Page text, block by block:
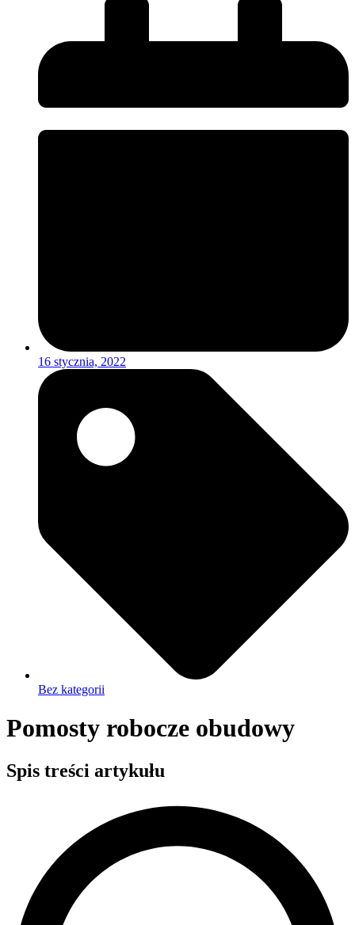
16 stycznia, 2022
Bez kategorii
Pomosty robocze obudowy
Spis treści artykułu